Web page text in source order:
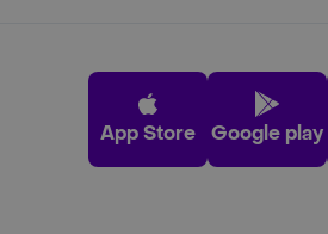
App Store Google play